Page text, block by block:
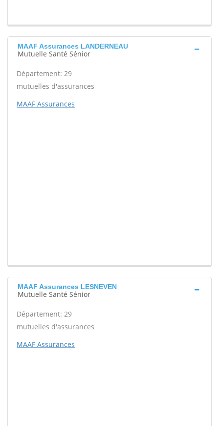
MAAF Assurances LANDERNEAU
Mutuelle Santé Sénior
Département: 29
mutuelles d'assurances
MAAF Assurances
MAAF Assurances LESNEVEN
Mutuelle Santé Sénior
Département: 29
mutuelles d'assurances
MAAF Assurances